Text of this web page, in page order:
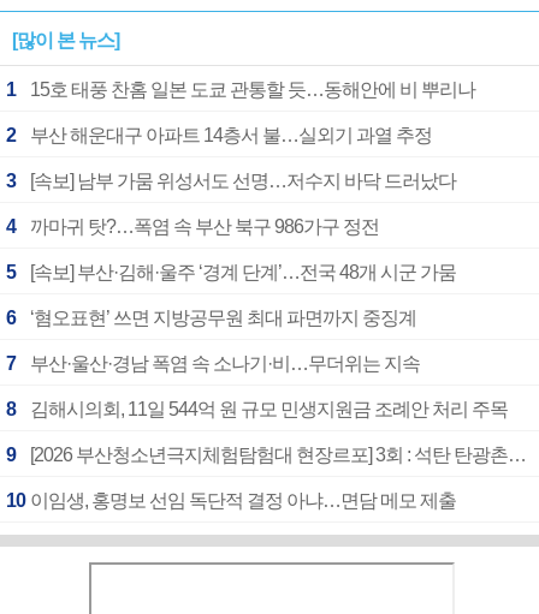
[많이 본 뉴스]
1 15호 태풍 찬홈 일본 도쿄 관통할 듯…동해안에 비 뿌리나
2 부산 해운대구 아파트 14층서 불…실외기 과열 추정
3 [속보] 남부 가뭄 위성서도 선명…저수지 바닥 드러났다
4 까마귀 탓?…폭염 속 부산 북구 986가구 정전
5 [속보] 부산·김해·울주 ‘경계 단계’…전국 48개 시군 가뭄
6 ‘혐오표현’ 쓰면 지방공무원 최대 파면까지 중징계
7 부산·울산·경남 폭염 속 소나기·비…무더위는 지속
8 김해시의회, 11일 544억 원 규모 민생지원금 조례안 처리 주목
9 [2026 부산청소년극지체험탐험대 현장르포] 3회 : 석탄 탄광촌에서 북극 연구의 중심지로
10 이임생, 홍명보 선임 독단적 결정 아냐…면담 메모 제출